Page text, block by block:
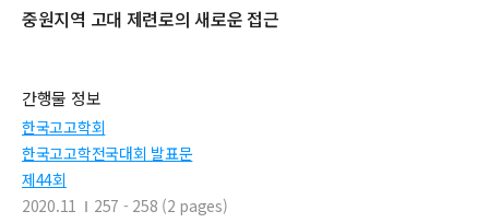
중원지역 고대 제련로의 새로운 접근
간행물 정보
한국고고학회
한국고고학전국대회 발표문
제44회
2020.11
257 - 258 (2 pages)